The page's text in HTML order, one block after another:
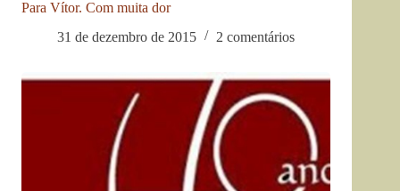
Para Vítor. Com muita dor
31 de dezembro de 2015
2 comentários